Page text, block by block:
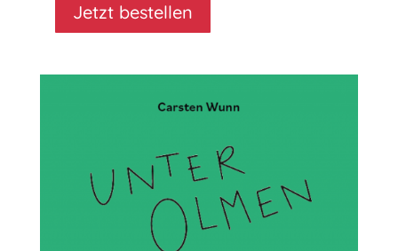
Jetzt bestellen